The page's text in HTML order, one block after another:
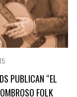
PUBLICAN “EL
FOLK